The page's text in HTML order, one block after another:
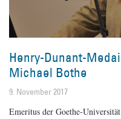
Henry-Dunant-
Michael Bothe
9. November 2017
Emeritus der Goethe-